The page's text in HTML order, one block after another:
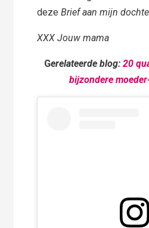
dezeBrief aan mijn
XXX Jouw mama
Gerelateerde blog: 20
bijzondere